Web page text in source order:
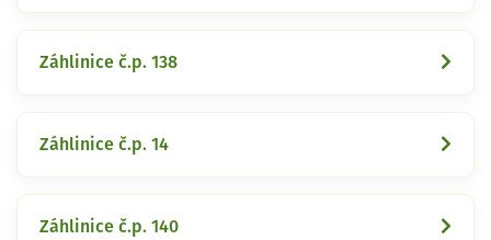
Záhlinice č.p. 138
Záhlinice č.p. 14
Záhlinice č.p. 140